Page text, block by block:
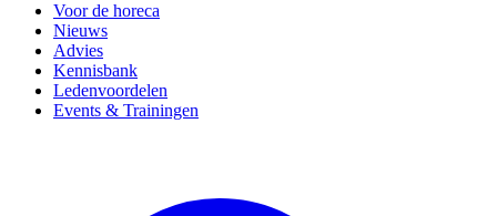
Voor de horeca
Nieuws
Advies
Kennisbank
Ledenvoordelen
Events & Trainingen